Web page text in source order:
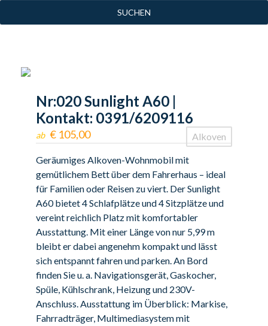
SUCHEN
Nr:020 Sunlight A60 |
Kontakt: 0391/6209116
Alkoven
ab € 105,00
Geräumiges Alkoven-Wohnmobil mit
gemütlichem Bett über dem Fahrerhaus – ideal
für Familien oder Reisen zu viert. Der Sunlight
A60 bietet 4 Schlafplätze und 4 Sitzplätze und
vereint reichlich Platz mit komfortabler
Ausstattung. Mit einer Länge von nur 5,99 m
bleibt er dabei angenehm kompakt und lässt
sich entspannt fahren und parken. An Bord
finden Sie u. a. Navigationsgerät, Gaskocher,
Spüle, Kühlschrank, Heizung und 230V-
Anschluss. Ausstattung im Überblick: Markise,
Fahrradträger, Multimediasystem mit